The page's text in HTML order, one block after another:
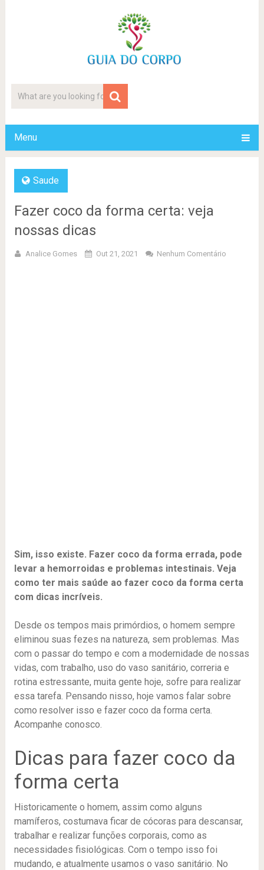
Menu
Saude
Fazer coco da forma certa: veja
nossas dicas
Analice Gomes Out 21, 2021 Nenhum Comentário
Sim, isso existe. Fazer coco da forma errada, pode
levar a hemorroidas e problemas intestinais. Veja
como ter mais saúde ao fazer coco da forma certa
com dicas incríveis.
Desde os tempos mais primórdios, o homem sempre
eliminou suas fezes na natureza, sem problemas. Mas
com o passar do tempo e com a modernidade de nossas
vidas, com trabalho, uso do vaso sanitário, correria e
rotina estressante, muita gente hoje, sofre para realizar
essa tarefa. Pensando nisso, hoje vamos falar sobre
como resolver isso e fazer coco da forma certa.
Acompanhe conosco.
Dicas para fazer coco da
forma certa
Historicamente o homem, assim como alguns
mamíferos, costumava ficar de cócoras para descansar,
trabalhar e realizar funções corporais, como as
necessidades fisiológicas. Com o tempo isso foi
mudando, e atualmente usamos o vaso sanitário. No